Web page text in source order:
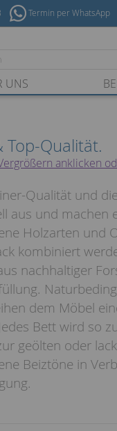
Termin per WhatsApp
UNS
Top-Qualität.
Qualität und
aus und machen
Holzarten und
kombiniert
nachhaltiger
dem Möbel
Bett wird so
geölten oder
Beiztöne in